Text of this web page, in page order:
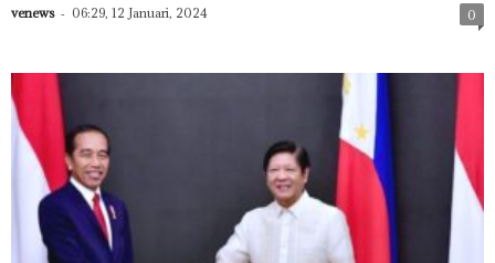
venews - 06:29, 12 Januari, 2024 0